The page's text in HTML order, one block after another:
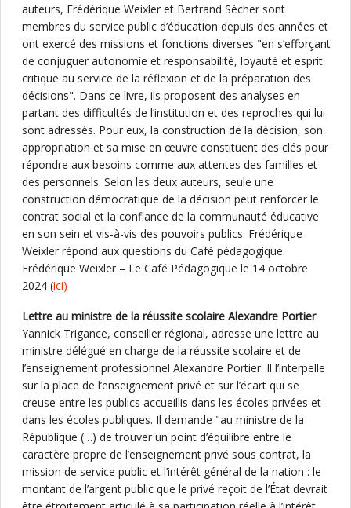
auteurs, Frédérique Weixler et Bertrand Sécher sont
membres du service public d’éducation depuis des années et
ont exercé des missions et fonctions diverses "en s’efforçant
de conjuguer autonomie et responsabilité, loyauté et esprit
critique au service de la réflexion et de la préparation des
décisions". Dans ce livre, ils proposent des analyses en
partant des difficultés de l’institution et des reproches qui lui
sont adressés. Pour eux, la construction de la décision, son
appropriation et sa mise en œuvre constituent des clés pour
répondre aux besoins comme aux attentes des familles et
des personnels. Selon les deux auteurs, seule une
construction démocratique de la décision peut renforcer le
contrat social et la confiance de la communauté éducative
en son sein et vis-à-vis des pouvoirs publics. Frédérique
Weixler répond aux questions du Café pédagogique.
Frédérique Weixler – Le Café Pédagogique le 14 octobre
2024 (ici)
Lettre au ministre de la réussite scolaire Alexandre Portier
Yannick Trigance, conseiller régional, adresse une lettre au
ministre délégué en charge de la réussite scolaire et de
l’enseignement professionnel Alexandre Portier. Il l’interpelle
sur la place de l’enseignement privé et sur l’écart qui se
creuse entre les publics accueillis dans les écoles privées et
dans les écoles publiques. Il demande "au ministre de la
République (…) de trouver un point d’équilibre entre le
caractère propre de l’enseignement privé sous contrat, la
mission de service public et l’intérêt général de la nation : le
montant de l’argent public que le privé reçoit de l’État devrait